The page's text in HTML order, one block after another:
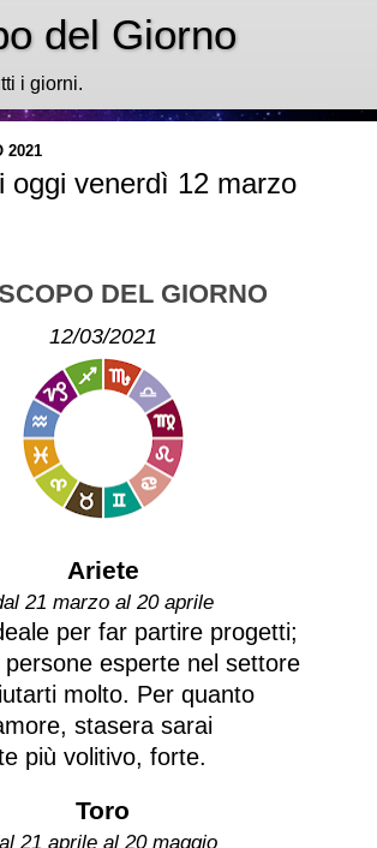
del Giorno
i giorni.
2021
oggi venerdì 12 marzo
DEL GIORNO
12/03/2021
Ariete
21 marzo al 20 aprile
per far partire progetti;
persone esperte nel settore
molto. Per quanto
stasera sarai
più volitivo, forte.
Toro
21 aprile al 20 maggio